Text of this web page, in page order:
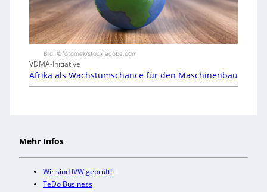
Bild: ©fotomek/stock.adobe.com
VDMA-Initiative
Afrika als Wachstumschance für den Maschinenbau
Mehr Infos
Wir sind IVW geprüft!
TeDo Business